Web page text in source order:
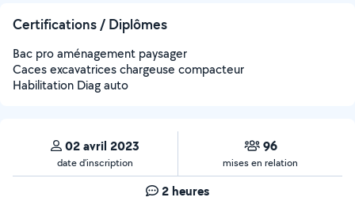
Certifications / Diplômes
Bac pro aménagement paysager
Caces excavatrices chargeuse compacteur
Habilitation Diag auto
02 avril 2023
date d’inscription
96
mises en relation
2 heures